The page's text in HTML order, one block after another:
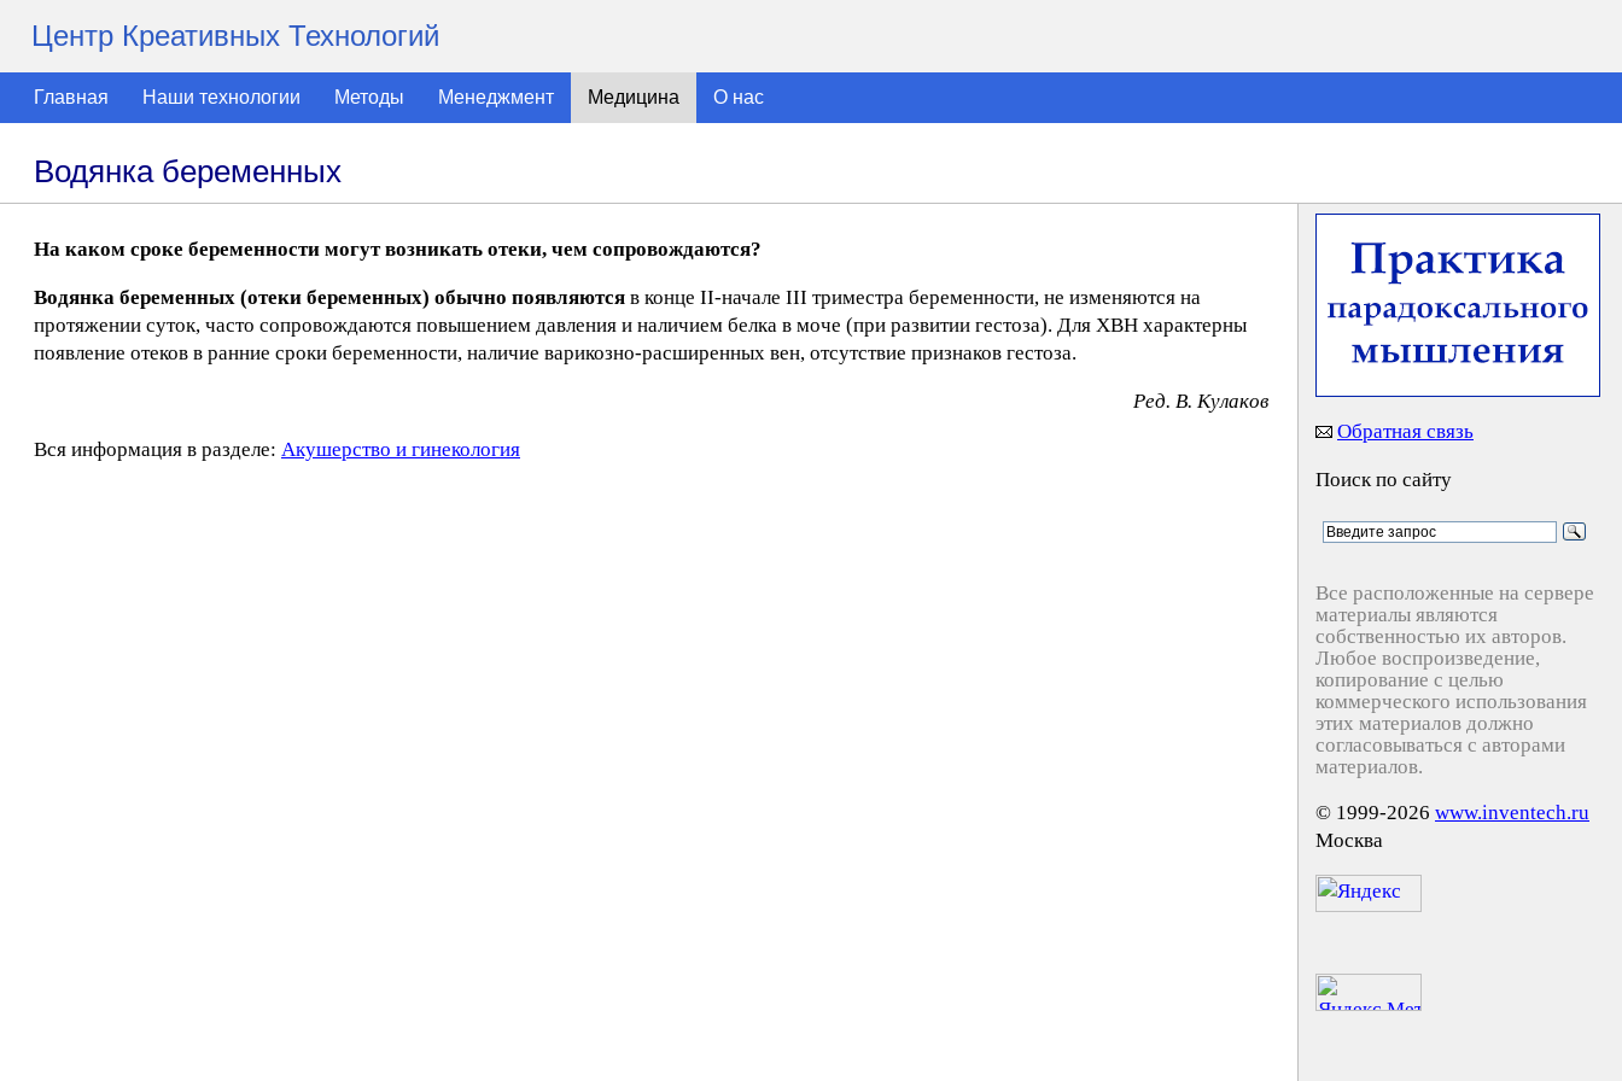
Центр Креативных Технологий
Главная Наши технологии Методы Менеджмент Медицина О нас
Водянка беременных
На каком сроке беременности могут возникать отеки, чем сопровождаются?
Водянка беременных (отеки беременных) обычно появляются в конце II-начале III триместра беременности, не изменяются на
протяжении суток, часто сопровождаются повышением давления и наличием белка в моче (при развитии гестоза). Для ХВН характерны
появление отеков в ранние сроки беременности, наличие варикозно-расширенных вен, отсутствие признаков гестоза.
Peд. B. Kyлaкoв
Вся информация в разделе: Акушерство и гинекология
Обратная связь
Поиск по сайту
Все расположенные на сервере
материалы являются
собственностью их авторов.
Любое воспроизведение,
копирование с целью
коммерческого использования
этих материалов должно
согласовываться с авторами
материалов.
© 1999-2026 www.inventech.ru
Москва